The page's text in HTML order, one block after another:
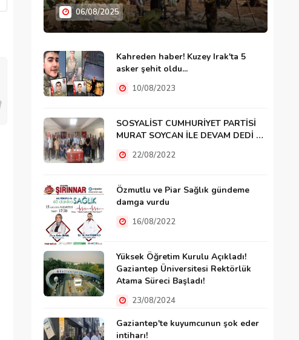
06/08/2025
Kahreden haber! Kuzey Irak'ta 5
asker şehit oldu...
10/08/2023
SOSYALİST CUMHURİYET PARTİSİ
MURAT SOYCAN İLE DEVAM DEDİ …
22/08/2022
Özmutlu ve Piar Sağlık gündeme
damga vurdu
16/08/2022
Yüksek Öğretim Kurulu Açıkladı!
Gaziantep Üniversitesi Rektörlük
Atama Süreci Başladı!
23/08/2024
Gaziantep'te kuyumcunun şok eder
intiharı!